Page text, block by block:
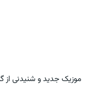
موزیک جدید و شنیدنی از